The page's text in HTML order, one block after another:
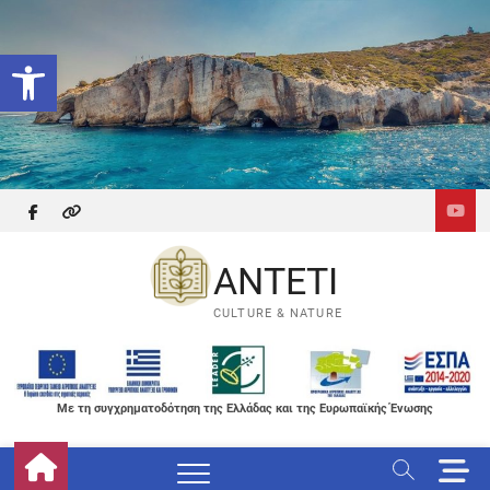
Ανοίξτε τη γραμμή εργαλείων
content
facebook
themefreesia
ANTETI
CULTURE & NATURE
Με τη συγχρηματοδότηση της Ελλάδας και της Ευρωπαϊκής Ένωσης
M
e